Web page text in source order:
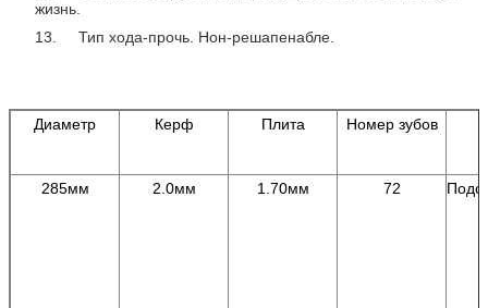
жизнь.
13. Тип хода-прочь. Нон-решапенабле.
Диаметр Керф Плита Номер зубов
285мм 2.0мм 1.70мм 72